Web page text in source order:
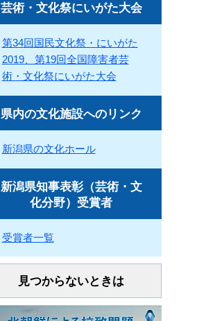
芸術・文化祭にいがた大会
第34回国民文化祭・にいがた
2019、第19回全国障害者芸
術・文化祭にいがた大会
県内の文化施設へのリンク
新潟県の文化ホール
新潟県知事表彰（芸術・文
化分野）受賞者
受賞者一覧
見つからないときは